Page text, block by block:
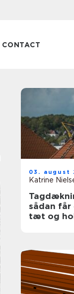
CONTACT
03. august
Katrine
sådan får
tæt og